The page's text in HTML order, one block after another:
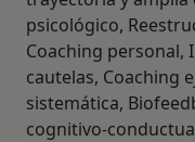
psicológico,
Coaching personal,
cautelas, Coaching
sistemática,
cognitivo-